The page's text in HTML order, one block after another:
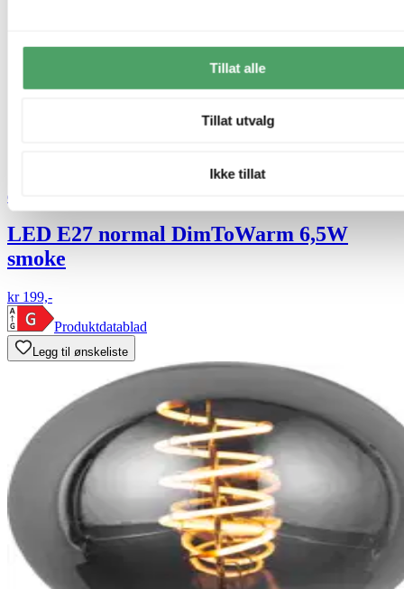
Tillat alle
Tillat utvalg
Ikke tillat
Green Light
LED E27 normal DimToWarm 6,5W
smoke
kr 199,-
Produktdatablad
Legg til ønskeliste